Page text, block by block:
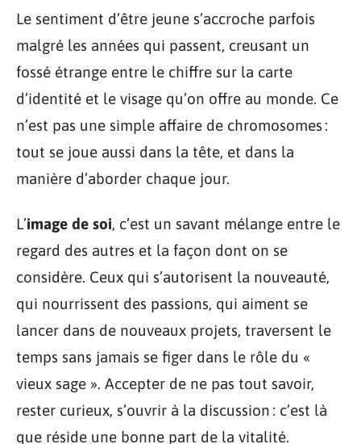
Le sentiment d’être jeune s’accroche parfois
malgré les années qui passent, creusant un
fossé étrange entre le chiffre sur la carte
d’identité et le visage qu’on offre au monde. Ce
n’est pas une simple affaire de chromosomes :
tout se joue aussi dans la tête, et dans la
manière d’aborder chaque jour.
L’image de soi, c’est un savant mélange entre le
regard des autres et la façon dont on se
considère. Ceux qui s’autorisent la nouveauté,
qui nourrissent des passions, qui aiment se
lancer dans de nouveaux projets, traversent le
temps sans jamais se figer dans le rôle du «
vieux sage ». Accepter de ne pas tout savoir,
rester curieux, s’ouvrir à la discussion : c’est là
que réside une bonne part de la vitalité.